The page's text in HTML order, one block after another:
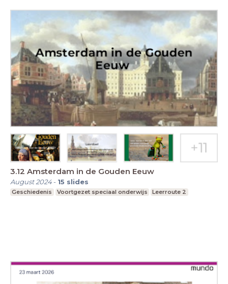
3.12 Amsterdam in de Gouden Eeuw
August 2024- 15 slides
Geschiedenis Voortgezet speciaal onderwijs Leerroute 2